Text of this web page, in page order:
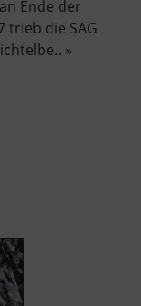
Ende der
trieb die SAG
»